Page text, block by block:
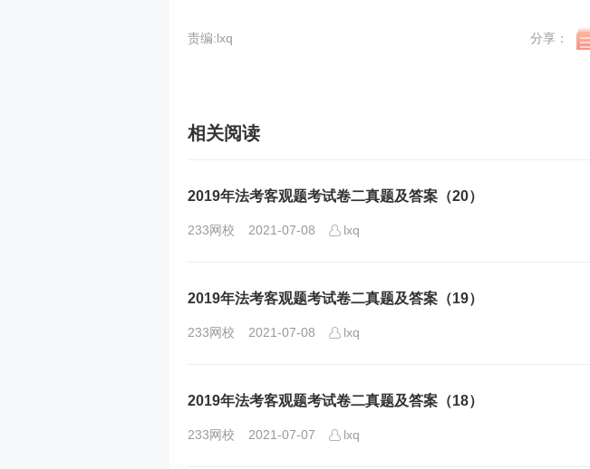
责编:lxq 分享：
相关阅读
2019年法考客观题考试卷二真题及答案（20）
233网校 2021-07-08 lxq
2019年法考客观题考试卷二真题及答案（19）
233网校 2021-07-08 lxq
2019年法考客观题考试卷二真题及答案（18）
233网校 2021-07-07 lxq